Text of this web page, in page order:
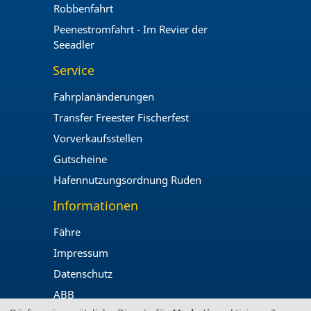
Robbenfahrt
Peenestromfahrt - Im Revier der
Seeadler
Service
Fahrplanänderungen
Transfer Freester Fischerfest
Vorverkaufsstellen
Gutscheine
Hafennutzungsordnung Ruden
Informationen
Fähre
Impressum
Datenschutz
ABB